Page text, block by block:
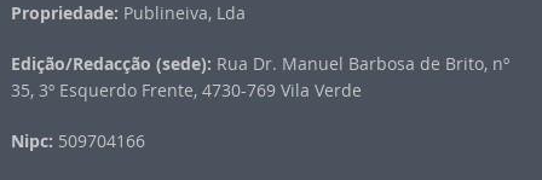
Propriedade: Publineiva, Lda
Edição/Redacção (sede): Rua Dr. Manuel Barbosa de Brito, nº
35, 3º Esquerdo Frente, 4730-769 Vila Verde
Nipc: 509704166